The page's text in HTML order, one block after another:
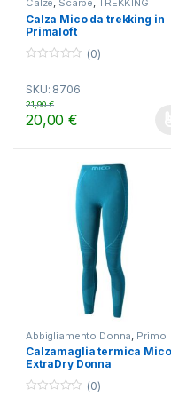
Calza Mico da trekking in
Primaloft
u
t
o
f
(0)
SKU: 8706
20,00€
21,90€
Questo prodotto ha più
Abbigliamento Donna Primo
strato TREKKING
Calzamaglia termica Mico
ExtraDry Donna
(0)